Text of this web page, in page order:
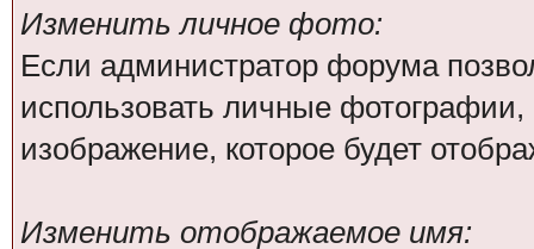
Изменить личное фото:
Если администратор форума
использовать личные
изображение, которое будет
Изменить отображаемое имя: